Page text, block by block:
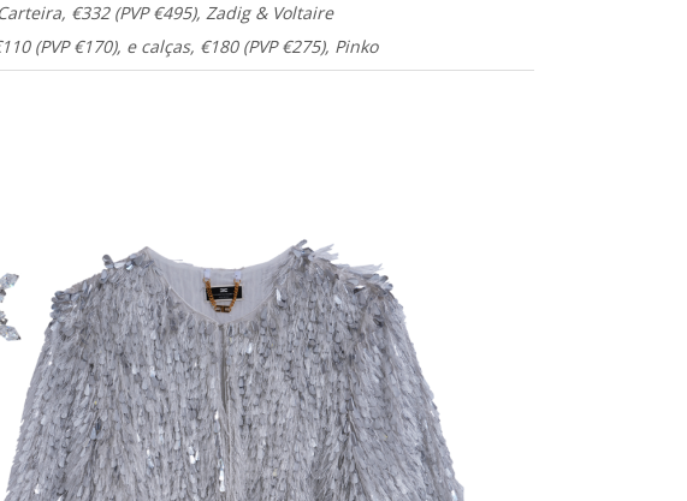
€332 (PVP €495), Zadig & Voltaire
(PVP €170), e calças, €180 (PVP €275), Pinko